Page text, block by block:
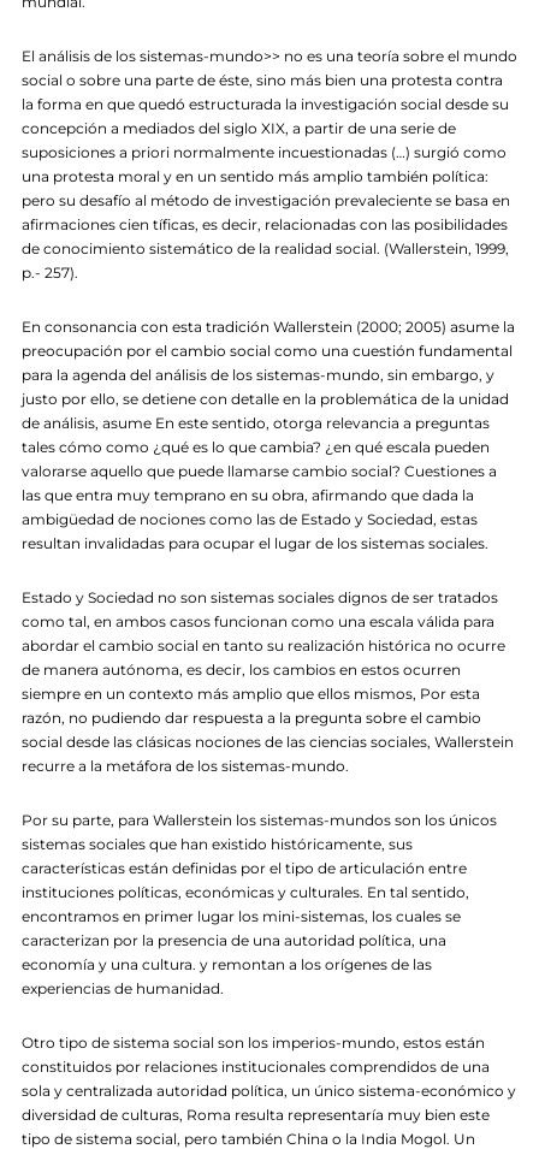
El análisis de los sistemas-mundo>> no es una teoría sobre el mundo
social o sobre una parte de éste, sino más bien una protesta contra
la forma en que quedó estructurada la investigación social desde su
concepción a mediados del siglo XIX, a partir de una serie de
suposiciones a priori normalmente incuestionadas (…) surgió como
una protesta moral y en un sentido más amplio también política:
pero su desafío al método de investigación prevaleciente se basa en
afirmaciones cien tíficas, es decir, relacionadas con las posibilidades
de conocimiento sistemático de la realidad social. (Wallerstein, 1999,
p.- 257).
En consonancia con esta tradición Wallerstein (2000; 2005) asume la
preocupación por el cambio social como una cuestión fundamental
para la agenda del análisis de los sistemas-mundo, sin embargo, y
justo por ello, se detiene con detalle en la problemática de la unidad
de análisis, asume En este sentido, otorga relevancia a preguntas
tales cómo como ¿qué es lo que cambia? ¿en qué escala pueden
valorarse aquello que puede llamarse cambio social? Cuestiones a
las que entra muy temprano en su obra, afirmando que dada la
ambigüedad de nociones como las de Estado y Sociedad, estas
resultan invalidadas para ocupar el lugar de los sistemas sociales.
Estado y Sociedad no son sistemas sociales dignos de ser tratados
como tal, en ambos casos funcionan como una escala válida para
abordar el cambio social en tanto su realización histórica no ocurre
de manera autónoma, es decir, los cambios en estos ocurren
siempre en un contexto más amplio que ellos mismos, Por esta
razón, no pudiendo dar respuesta a la pregunta sobre el cambio
social desde las clásicas nociones de las ciencias sociales, Wallerstein
recurre a la metáfora de los sistemas-mundo.
Por su parte, para Wallerstein los sistemas-mundos son los únicos
sistemas sociales que han existido históricamente, sus
características están definidas por el tipo de articulación entre
instituciones políticas, económicas y culturales. En tal sentido,
encontramos en primer lugar los mini-sistemas, los cuales se
caracterizan por la presencia de una autoridad política, una
economía y una cultura. y remontan a los orígenes de las
experiencias de humanidad.
Otro tipo de sistema social son los imperios-mundo, estos están
constituidos por relaciones institucionales comprendidos de una
sola y centralizada autoridad política, un único sistema-económico y
diversidad de culturas, Roma resulta representaría muy bien este
tipo de sistema social, pero también China o la India Mogol. Un